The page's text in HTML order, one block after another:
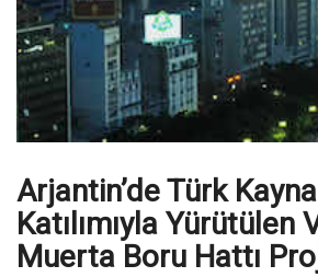
Arjantin’de Türk
Katılımıyla Yürütülen
Muerta Boru Hattı